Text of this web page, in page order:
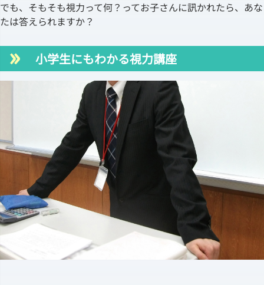
でも、そもそも視力って何？ってお子さんに訊かれたら、あな
たは答えられますか？
小学生にもわかる視力講座